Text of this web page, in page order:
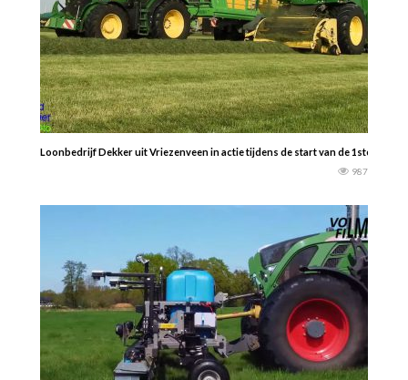
Loonbedrijf Dekker uit Vriezenveen in actie tijdens de start van de 1ste snede.
987